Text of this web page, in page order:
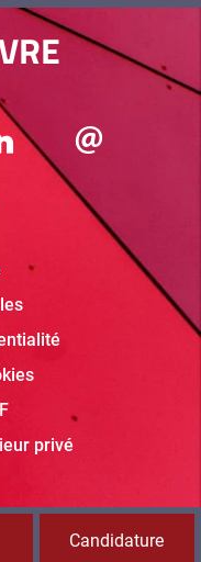
privé
Candidature